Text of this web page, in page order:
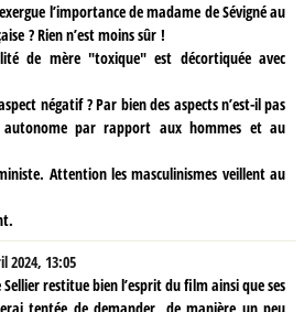
l’importance de madame de Sévigné au
? Rien n’est moins sûr !
de mère "toxique" est décortiquée avec
négatif ? Par bien des aspects n’est-il pas
par rapport aux hommes et au
Attention les masculinismes veillent au
2024, 13:05
restitue bien l’esprit du film ainsi que ses
tentée de demander, de manière un peu